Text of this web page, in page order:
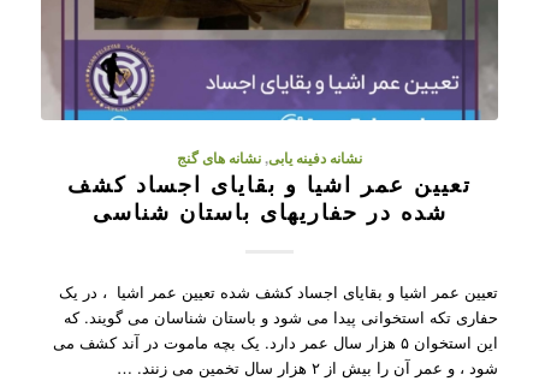
نشانه دفینه یابی,نشانه های گنج
تعیین عمر اشیا و بقایای اجساد کشف
شده در حفاریهای باستان شناسی
تعیین عمر اشیا و بقایای اجساد کشف شده تعیین عمر اشیا ، در یک
حفاری تکه استخوانی پیدا می شود و باستان شناسان می گویند. که
این استخوان ۵ هزار سال عمر دارد. یک بچه ماموت در آند کشف می
شود ، و عمر آن را بیش از ۲ هزار سال تخمین می زنند. …